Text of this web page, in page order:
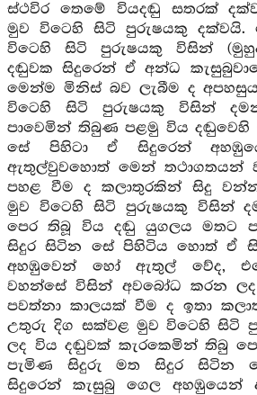
ස්ථවිර තෙමේ වියදඬු සතරක්
මුව විටෙහි සිටි පුරුෂයකු දක්වයි.
විටෙහි සිටි පුරුෂයකු විසින්
දඬුවක සිදුරෙන් ඒ අන්ධ
මෙන්ම මිනිස් බව ලැබීම ද
විටෙහි සිටි පුරුෂයකු විසින්
පාවෙමින් තිබුණ පළමු විය දඬුවෙහි
සේ පිහිටා ඒ සිදුරෙන්
ඇතුල්වුවහොත් මෙන් තථාගතයන්
පහළ වීම ද කලාතුරකින් සිදු
මුව විටෙහි සිටි පුරුෂයකු විසින්
පෙර තිබූ විය දඬු යුගලය මතට
සිදුර සිටින සේ පිහිටිය හොත් ඒ
අහඹුවෙන් හෝ ඇතුල් වේද,
වහන්සේ විසින් අවබෝධ කරන
පවත්නා කාලයක් වීම ද ඉතා
උතුරු දිග සක්වළ මුව විටෙහි සිටි
ලද විය දඬුවක් කැරකෙමින් තිබු
පැමිණ සිදුරු මත සිදුර සිටින
සිදුරෙන් කැසුබු ගෙල අහඹුයෙන්